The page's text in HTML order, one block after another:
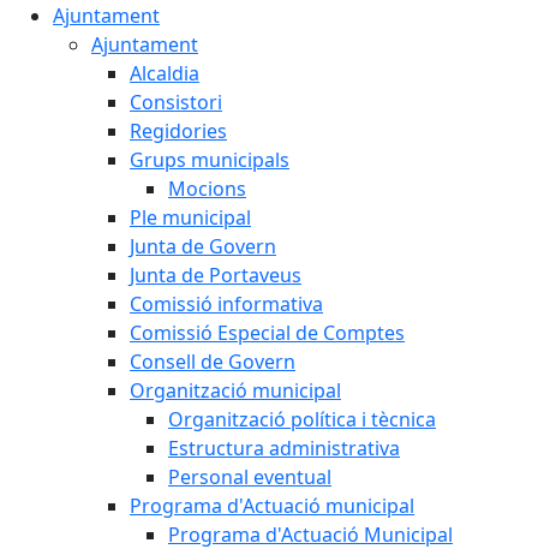
Ajuntament
Ajuntament
Alcaldia
Consistori
Regidories
Grups municipals
Mocions
Ple municipal
Junta de Govern
Junta de Portaveus
Comissió informativa
Comissió Especial de Comptes
Consell de Govern
Organització municipal
Organització política i tècnica
Estructura administrativa
Personal eventual
Programa d'Actuació municipal
Programa d'Actuació Municipal